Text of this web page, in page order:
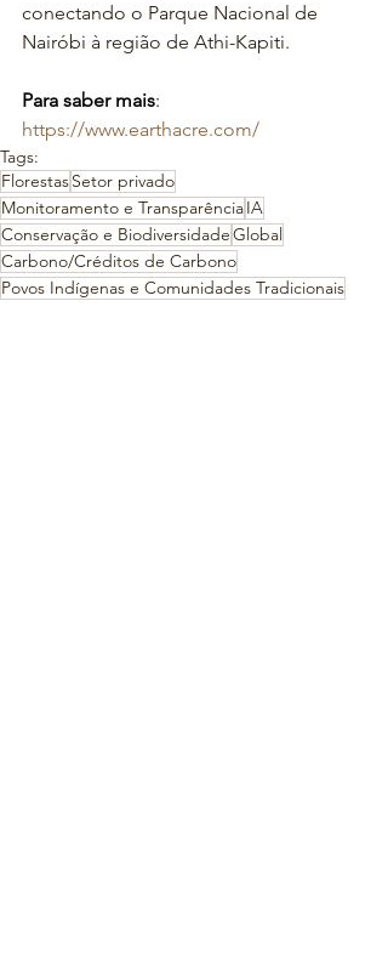
conectando o Parque Nacional de
Nairóbi à região de Athi-Kapiti.
Para saber mais:
https://www.earthacre.com/
Tags:
FlorestasSetor privado
Monitoramento e TransparênciaIA
Conservação e BiodiversidadeGlobal
Carbono/Créditos de Carbono
Povos Indígenas e Comunidades Tradicionais